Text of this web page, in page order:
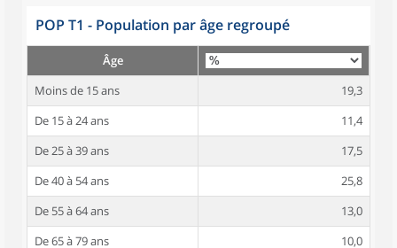
POP T1 - Population par âge regroupé
Âge
Moins de 15 ans
19,3
De 15 à 24 ans
11,4
De 25 à 39 ans
17,5
De 40 à 54 ans
25,8
De 55 à 64 ans
13,0
De 65 à 79 ans
10,0